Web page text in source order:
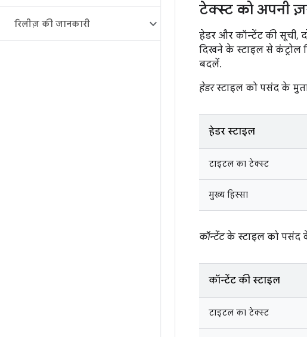
रिलीज़ की जानकारी
टेक्स्ट को अपनी
हेडर और कॉन्टेंट की सूची,
दिखने के स्टाइल से कंट्रोल
बदलें.
हेडरस्टाइल को पसंद के
हेडर स्टाइल
टाइटल का टेक्स्ट
मुख्य हिस्सा
कॉन्टेंटके स्टाइल को पसंद
कॉन्टेंट की स्टाइल
टाइटल का टेक्स्ट